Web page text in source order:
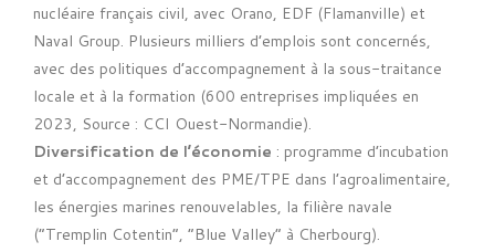
nucléaire français civil, avec Orano, EDF (Flamanville) et
Naval Group. Plusieurs milliers d’emplois sont concernés,
avec des politiques d’accompagnement à la sous-traitance
locale et à la formation (600 entreprises impliquées en
2023, Source : CCI Ouest-Normandie).
Diversification de l’économie : programme d’incubation
et d’accompagnement des PME/TPE dans l’agroalimentaire,
les énergies marines renouvelables, la filière navale
(“Tremplin Cotentin”, “Blue Valley” à Cherbourg).